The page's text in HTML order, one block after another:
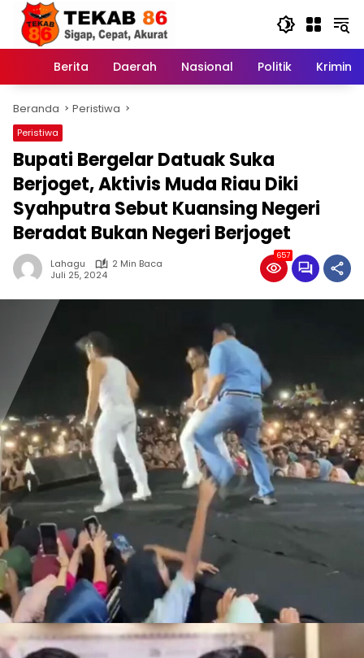
Langsung
konten
Home
Berita Daerah Nasional Politik Kriminal
Beranda Peristiwa
Peristiwa
Bupati Bergelar Datuak Suka
Berjoget, Aktivis Muda Riau Diki
Syahputra Sebut Kuansing Negeri
Beradat Bukan Negeri Berjoget
Lahagu
2 Min Baca
Juli 25, 2024
657